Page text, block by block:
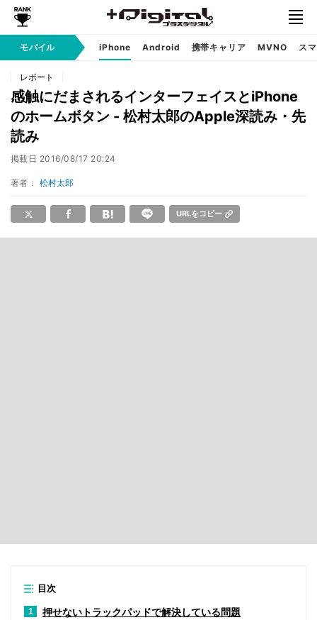
モバイル iPhone Android 携帯キャリア MVNO ス
レポート
感触にだまされるインターフェイスとiPhone
のホームボタン - 松村太郎のApple深読み・先
読み
掲載日 2016/08/17 20:24
著者： 松村太郎
URLをコピー
目次
1 押せないトラックパッドで解決している問題